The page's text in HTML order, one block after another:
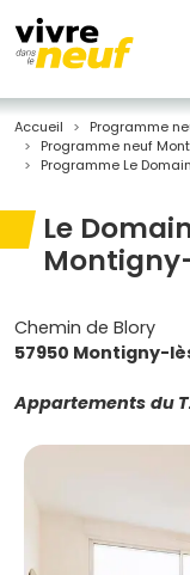
Accueil Programme
Programme neuf
Programme Le
Le
Chemin de Blory
57950 Montigny-
Appartements du